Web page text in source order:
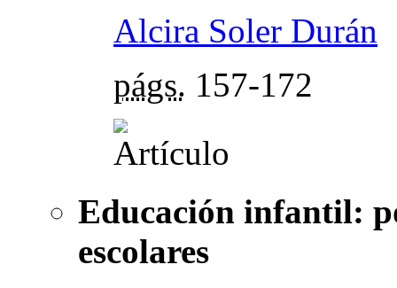
Alcira Soler Durán
págs. 157-172
Educación infantil:
escolares